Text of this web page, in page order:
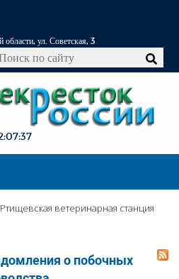
ул. Советская, 3
Ртищевская ветеринарная станция
о побочных